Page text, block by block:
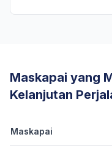
Maskapai yang
Kelanjutan
Maskapai